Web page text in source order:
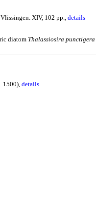
XIV, 102 pp., details
diatom Thalassiosira punctigera
1500), details